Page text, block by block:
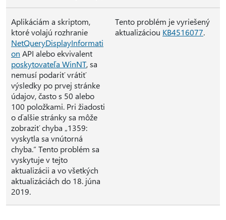
Aplikáciám a skriptom,
ktoré volajú rozhranie
NetQueryDisplayInformati
on API alebo ekvivalent
poskytovateľa WinNT, sa
nemusí podariť vrátiť
výsledky po prvej stránke
údajov, často s 50 alebo
100 položkami. Pri žiadosti
o ďalšie stránky sa môže
zobraziť chyba „1359:
vyskytla sa vnútorná
chyba.“ Tento problém sa
vyskytuje v tejto
aktualizácii a vo všetkých
aktualizáciách do 18. júna
2019.
Tento problém je vyriešený
aktualizáciou KB4516077.